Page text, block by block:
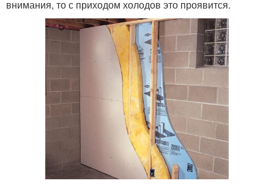
внимания, то с приходом холодов это проявится.